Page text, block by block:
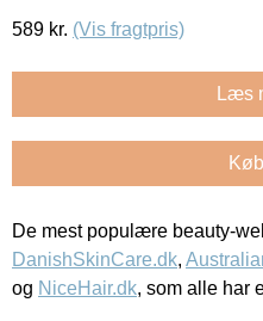
589 kr. (Vis fragtpris)
Læs
De mest populære beauty-
DanishSkinCare.dk,
og NiceHair.dk, som alle har